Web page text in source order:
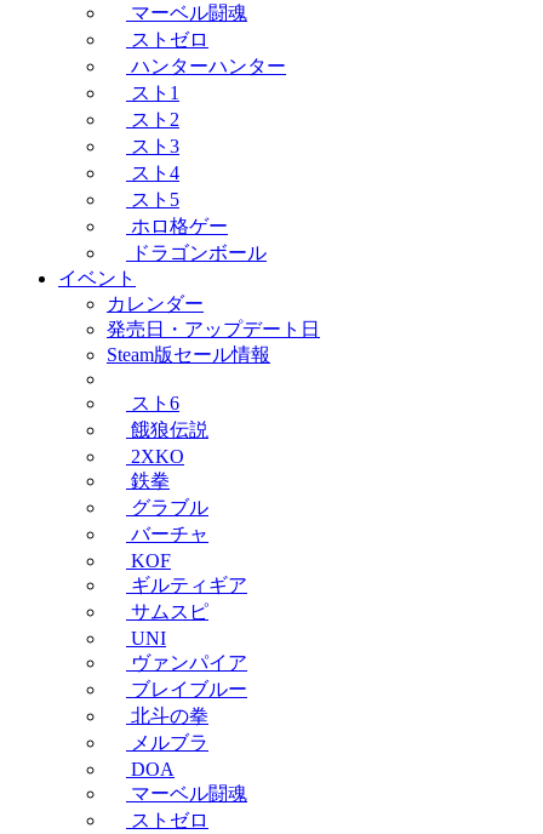
マーベル闘魂
ストゼロ
ハンターハンター
スト1
スト2
スト3
スト4
スト5
ホロ格ゲー
ドラゴンボール
イベント
カレンダー
発売日・アップデート日
Steam版セール情報
スト6
餓狼伝説
2XKO
鉄拳
グラブル
バーチャ
KOF
ギルティギア
サムスピ
UNI
ヴァンパイア
ブレイブルー
北斗の拳
メルブラ
DOA
マーベル闘魂
ストゼロ